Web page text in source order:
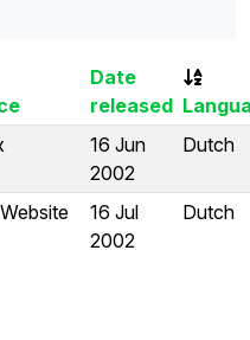
Date
released
16 Jun
2002
Dutch
16 Jul
2002
Dutch